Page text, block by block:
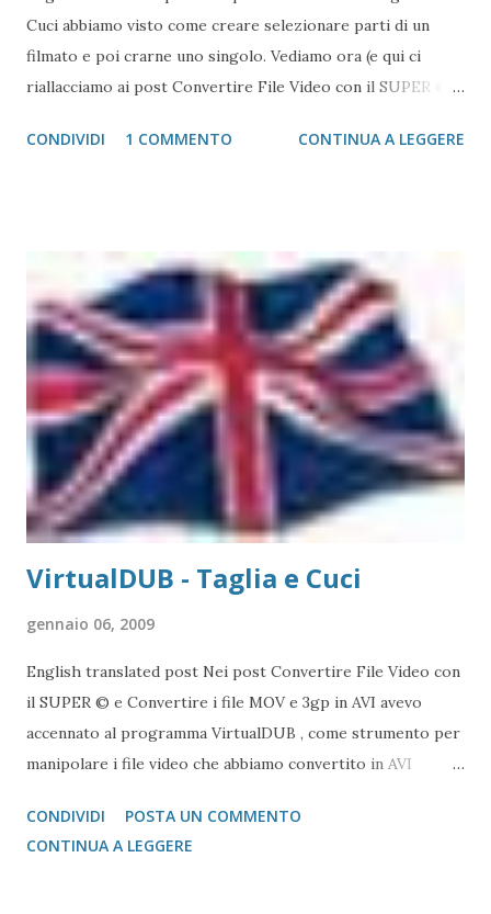
Cuci abbiamo visto come creare selezionare parti di un
filmato e poi crarne uno singolo. Vediamo ora (e qui ci
riallacciamo ai post Convertire File Video con il SUPER © e
file (filmato) da più film separati Consideriamo i seguenti
resto dei file, come mostrato nelle prossime immagini.
Ripetere l'operazione per tutti i file che vogliamo
appendere Fatto ciò, si deve salvare il file. Si riprenda dal
punto 11 del post VirtualDUB - Taglia e Cuci .
CONDIVIDI 1 COMMENTO CONTINUA A LEGGERE
VirtualDUB - Taglia e Cuci
gennaio 06, 2009
English translated post Nei post Convertire File Video con
il SUPER © e Convertire i file MOV e 3gp in AVI avevo
accennato al programma VirtualDUB , come strumento per
manipolare i file video che abbiamo convertito in AVI
programma affronteremo in post separati alcune
peculiarità che ne fanno uno dei programmi più validi per il
CONDIVIDI
POSTA UN COMMENTO
CONTINUA A LEGGERE